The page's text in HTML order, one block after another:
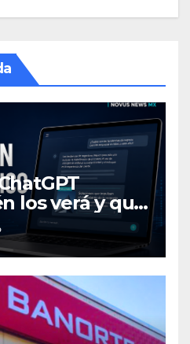
los verá y qué